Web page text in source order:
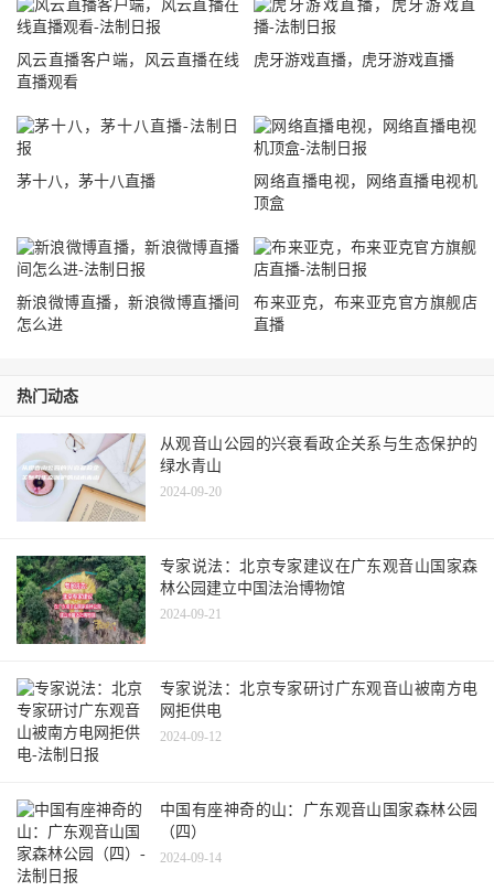
风云直播客户端，风云直播在线
直播观看
虎牙游戏直播，虎牙游戏直播
茅十八，茅十八直播
网络直播电视，网络直播电视机
顶盒
新浪微博直播，新浪微博直播间
怎么进
布来亚克，布来亚克官方旗舰店
直播
热门动态
从观音山公园的兴衰看政企关系与生态保护的
绿水青山
2024-09-20
专家说法：北京专家建议在广东观音山国家森
林公园建立中国法治博物馆
2024-09-21
专家说法：北京专家研讨广东观音山被南方电
网拒供电
2024-09-12
中国有座神奇的山：广东观音山国家森林公园
（四）
2024-09-14